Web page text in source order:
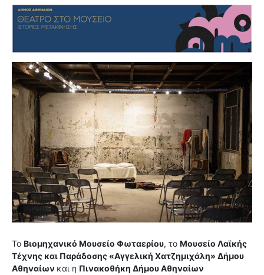
Το Βιομηχανικό Μουσείο Φωταερίου, το Μουσείο Λαϊκής
Τέχνης και Παράδοσης «Αγγελική Χατζημιχάλη» Δήμου
Αθηναίων και η Πινακοθήκη Δήμου Αθηναίων